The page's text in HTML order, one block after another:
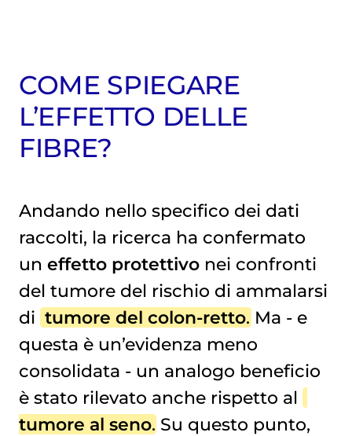
COME SPIEGARE
L’EFFETTO DELLE
FIBRE?
Andando nello specifico dei dati
raccolti, la ricerca ha confermato
un effetto protettivonei confronti
del tumore del rischio di ammalarsi
di tumore del colon-retto. Ma - e
questa è un’evidenza meno
consolidata - un analogo beneficio
è stato rilevato anche rispetto al
tumore al seno. Su questo punto,